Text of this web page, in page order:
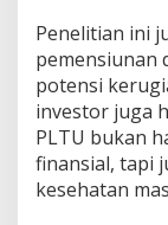
Penelitian ini
pemensiunan
potensi
investor juga
PLTU bukan
finansial, tapi
kesehatan